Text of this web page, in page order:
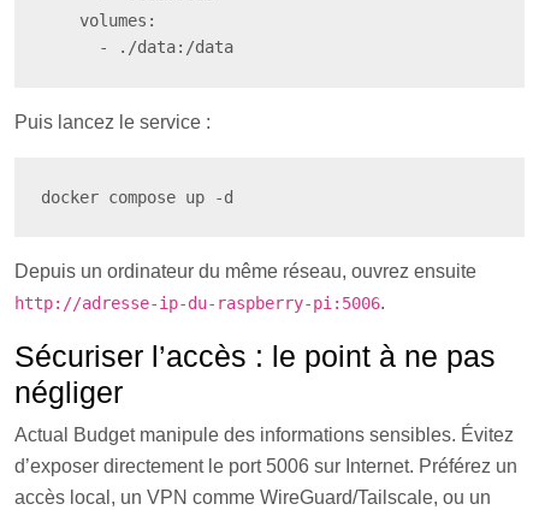
      - ./data:/data
Puis lancez le service :
docker compose up -d
Depuis un ordinateur du même réseau, ouvrez ensuite
http://adresse-ip-du-raspberry-pi:5006.
Sécuriser l’accès : le point à ne pas
négliger
Actual Budget manipule des informations sensibles. Évitez
d’exposer directement le port 5006 sur Internet. Préférez un
accès local, un VPN comme WireGuard/Tailscale, ou un